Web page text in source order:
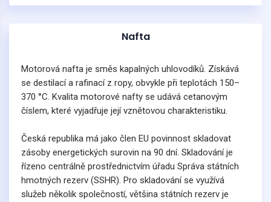
Nafta
Motorová nafta je směs kapalných uhlovodíků. Získává
se destilací a rafinací z ropy, obvykle při teplotách 150–
370 °C. Kvalita motorové nafty se udává cetanovým
číslem, které vyjadřuje její vznětovou charakteristiku.
Česká republika má jako člen EU povinnost skladovat
zásoby energetických surovin na 90 dní. Skladování je
řízeno centrálně prostřednictvím úřadu Správa státních
hmotných rezerv (SSHR). Pro skladování se využívá
služeb několik společností, většina státních rezerv je